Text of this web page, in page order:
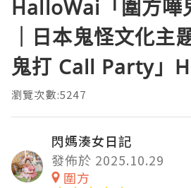
HalloWai「圍方嘩
｜日本鬼怪文化主
鬼打 Call Party」
瀏覽次數:5247
閃媽湊女日記
發佈於 2025.10.29
圍方